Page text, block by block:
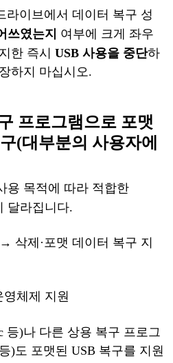
라이브에서 데이터 복구 성
쓰였는지 여부에 크게 좌우
한 즉시 USB 사용을 중단하
하지 마십시오.
프로그램으로 포맷
(대부분의 사용자에
용 목적에 따라 적합한
달라집니다.
→ 삭제·포맷 데이터 복구 지
체제 지원
등)나 다른 상용 복구 프로그
)도 포맷된 USB 복구를 지원